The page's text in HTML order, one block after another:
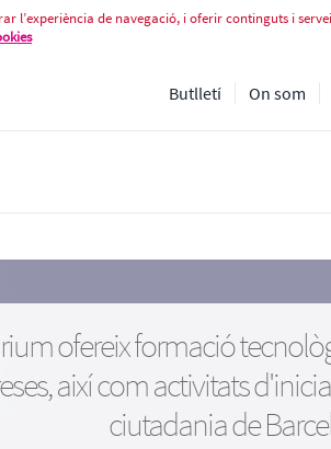
l’experiència de navegació, i oferir continguts i
Butlletí On som
ofereix formació
així com activitats
ciutadania de